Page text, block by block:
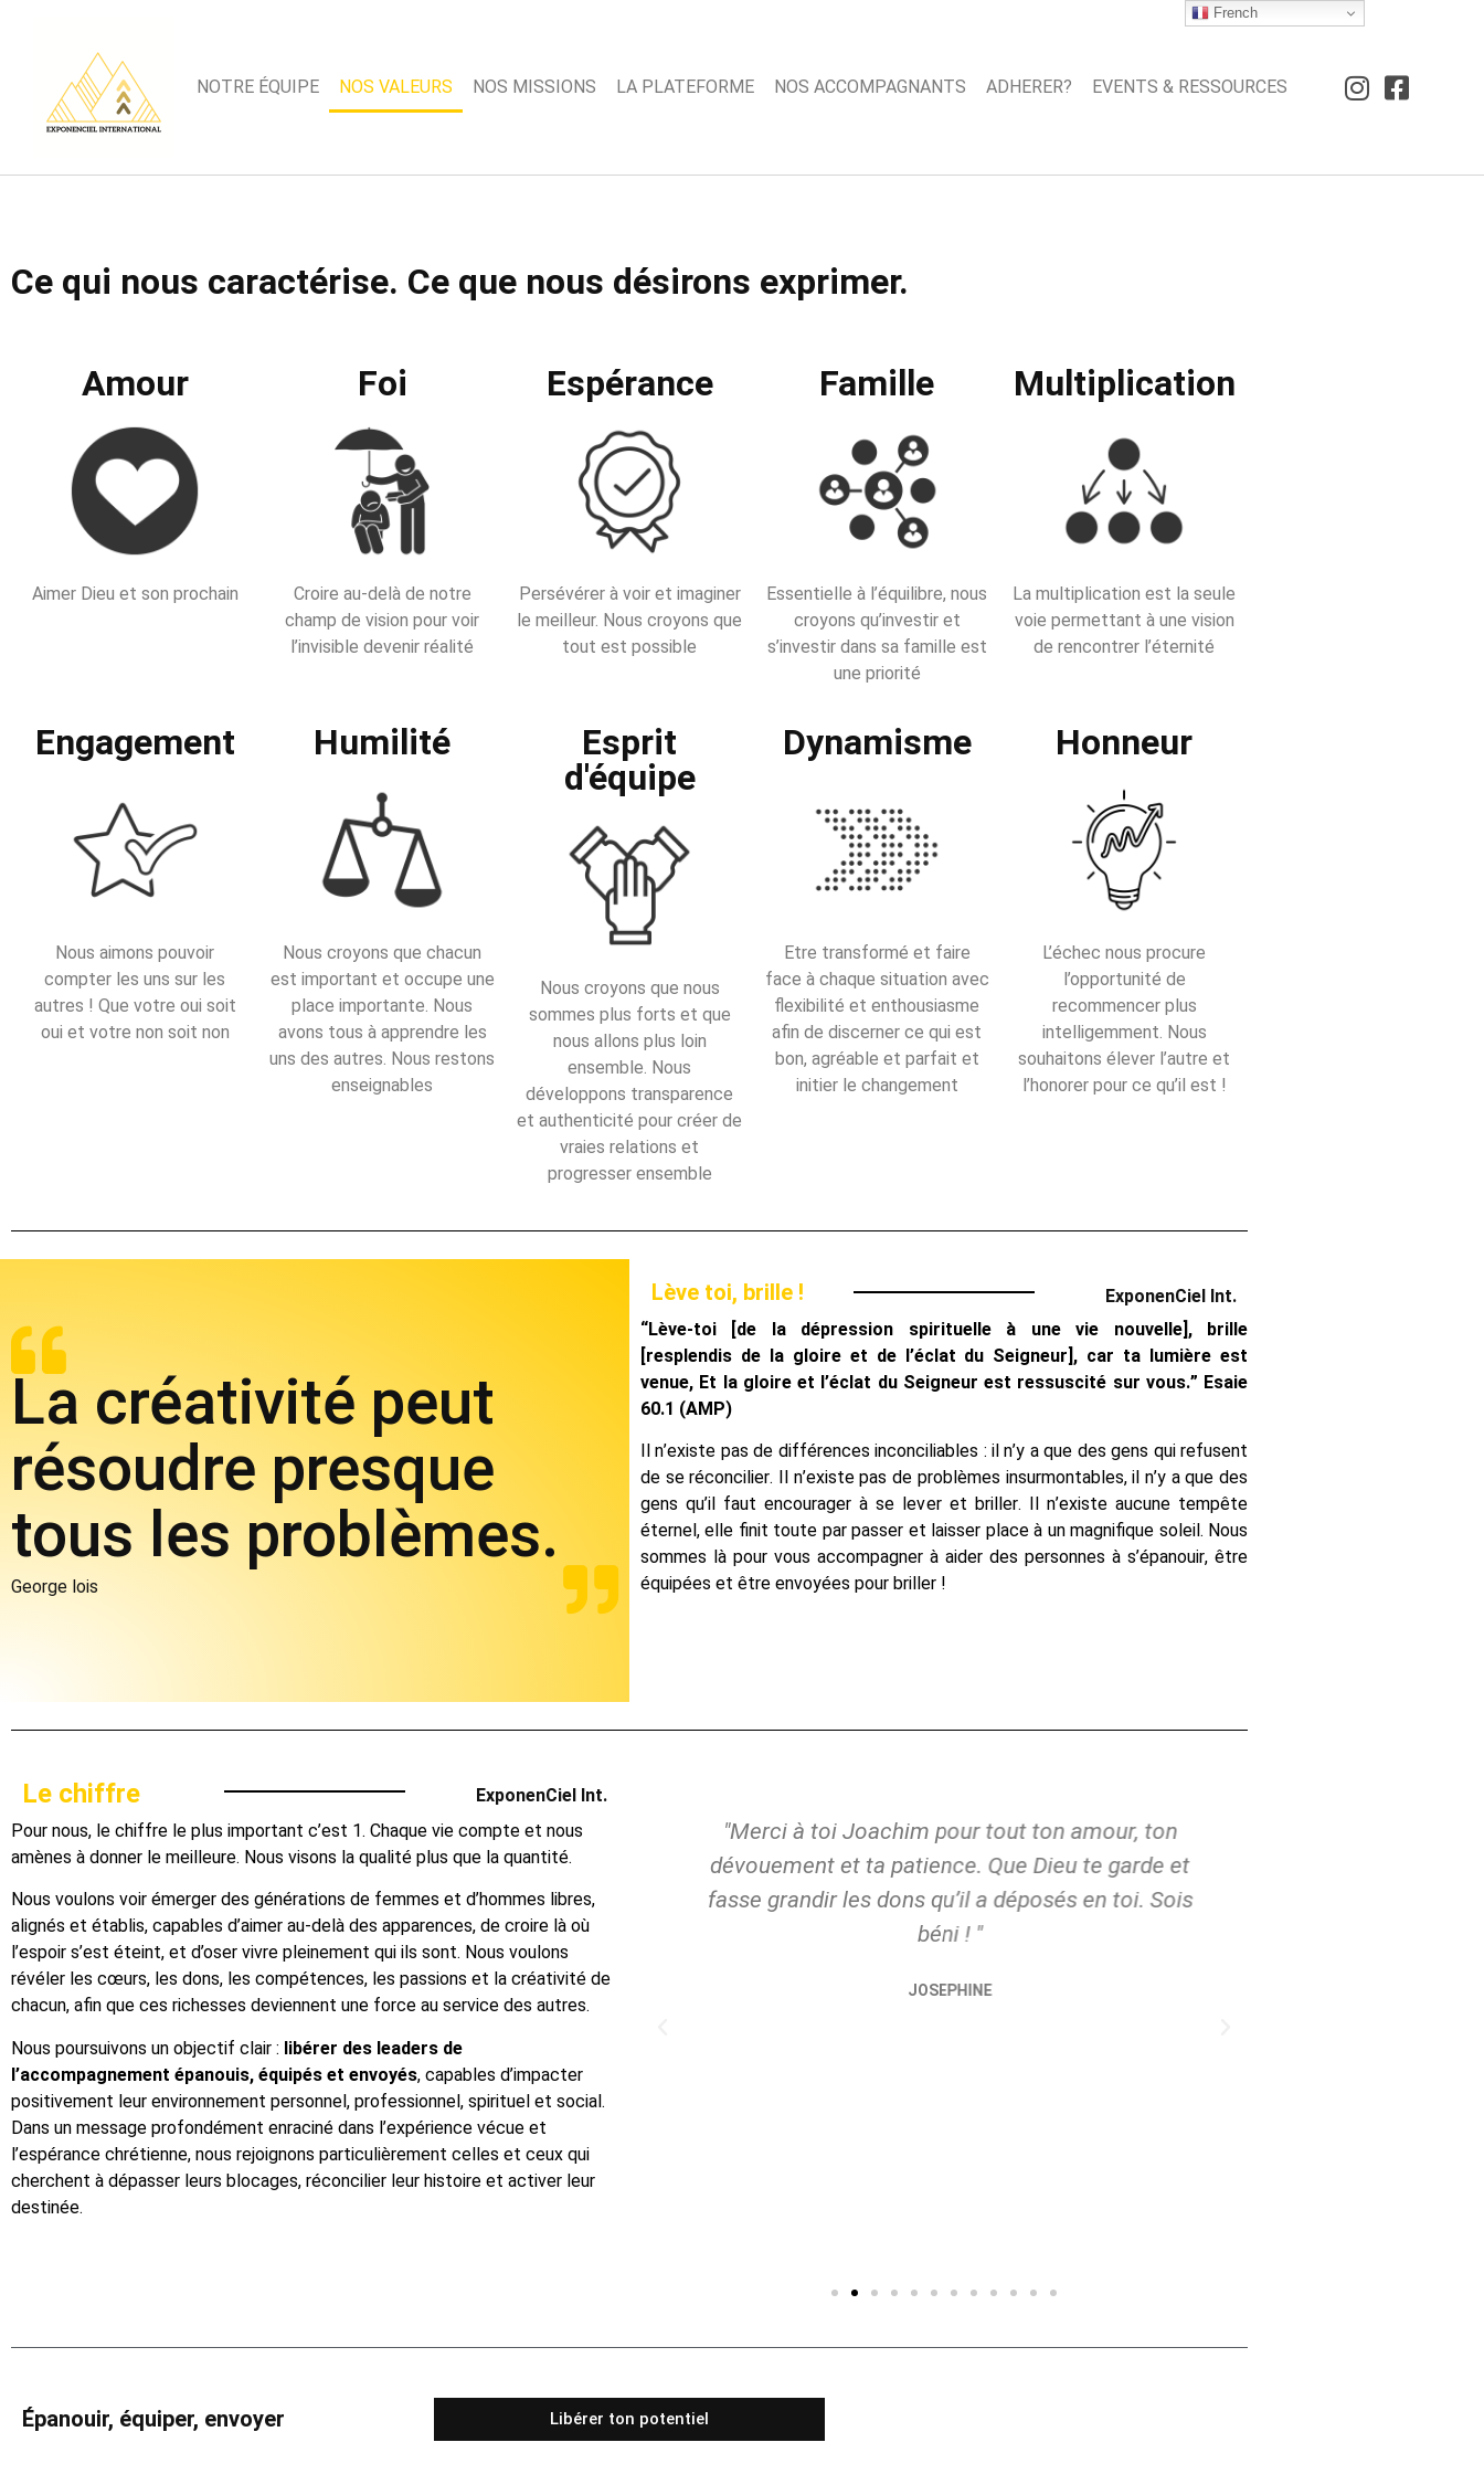
NOTRE ÉQUIPE NOS VALEURS NOS MISSIONS LA PLATEFORME NOS ACCOMPAGNANTS ADHERER? EVENTS & RESSOURCES
Ce qui nous caractérise. Ce que nous désirons exprimer.
Amour
Aimer Dieu et son prochain
Foi
Croire au-delà de notre
champ de vision pour voir
l’invisible devenir réalité
Espérance
Persévérer à voir et imaginer
le meilleur. Nous croyons que
tout est possible
Famille
Essentielle à l’équilibre, nous
croyons qu’investir et
s’investir dans sa famille est
une priorité
Multiplication
La multiplication est la seule
voie permettant à une vision
de rencontrer l’éternité
Engagement
Nous aimons pouvoir
compter les uns sur les
autres ! Que votre oui soit
oui et votre non soit non
Humilité
Nous croyons que chacun
est important et occupe une
place importante. Nous
avons tous à apprendre les
uns des autres. Nous restons
enseignables
Esprit
d'équipe
Nous croyons que nous
sommes plus forts et que
nous allons plus loin
ensemble. Nous
développons transparence
et authenticité pour créer de
vraies relations et
progresser ensemble
Dynamisme
Etre transformé et faire
face à chaque situation avec
flexibilité et enthousiasme
afin de discerner ce qui est
bon, agréable et parfait et
initier le changement
Honneur
L’échec nous procure
l’opportunité de
recommencer plus
intelligemment. Nous
souhaitons élever l’autre et
l’honorer pour ce qu’il est !
La créativité peut
résoudre presque
tous les problèmes.
George lois
Lève toi, brille !
ExponenCiel Int.
“Lève-toi [de la dépression spirituelle à une vie nouvelle], brille
[resplendis de la gloire et de l’éclat du Seigneur], car ta lumière est
venue, Et la gloire et l’éclat du Seigneur est ressuscité sur vous.” Esaie
60.1 (AMP)
Il n’existe pas de différences inconciliables : il n’y a que des gens qui refusent
de se réconcilier. Il n’existe pas de problèmes insurmontables, il n’y a que des
gens qu’il faut encourager à se lever et briller. Il n’existe aucune tempête
éternel, elle finit toute par passer et laisser place à un magnifique soleil. Nous
sommes là pour vous accompagner à aider des personnes à s’épanouir, être
équipées et être envoyées pour briller !
Le chiffre
ExponenCiel Int.
Pour nous, le chiffre le plus important c’est 1. Chaque vie compte et nous
amènes à donner le meilleure. Nous visons la qualité plus que la quantité.
Nous voulons voir émerger des générations de femmes et d’hommes libres,
alignés et établis, capables d’aimer au-delà des apparences, de croire là où
l’espoir s’est éteint, et d’oser vivre pleinement qui ils sont. Nous voulons
révéler les cœurs, les dons, les compétences, les passions et la créativité de
chacun, afin que ces richesses deviennent une force au service des autres.
Nous poursuivons un objectif clair : libérer des leaders de
l’accompagnement épanouis, équipés et envoyés, capables d’impacter
positivement leur environnement personnel, professionnel, spirituel et social.
Dans un message profondément enraciné dans l’expérience vécue et
l’espérance chrétienne, nous rejoignons particulièrement celles et ceux qui
cherchent à dépasser leurs blocages, réconcilier leur histoire et activer leur
destinée.
et
« Merci à vous tous pour cette opportunité que vous
nous avez offerte généreusement de pouvoir suivre
cette formation, qui permet de laisser faire un travail
en soi, faire le point, s’ouvrir à une plus grande liberté
"Merci à toi Joachim pour tout ton amour, ton
dévouement et ta patience. Que Dieu te garde et
fasse grandir les dons qu’il a déposés en toi. Sois
béni ! "
JOSEPHINE
Épanouir, équiper, envoyer Libérer ton potentiel
French